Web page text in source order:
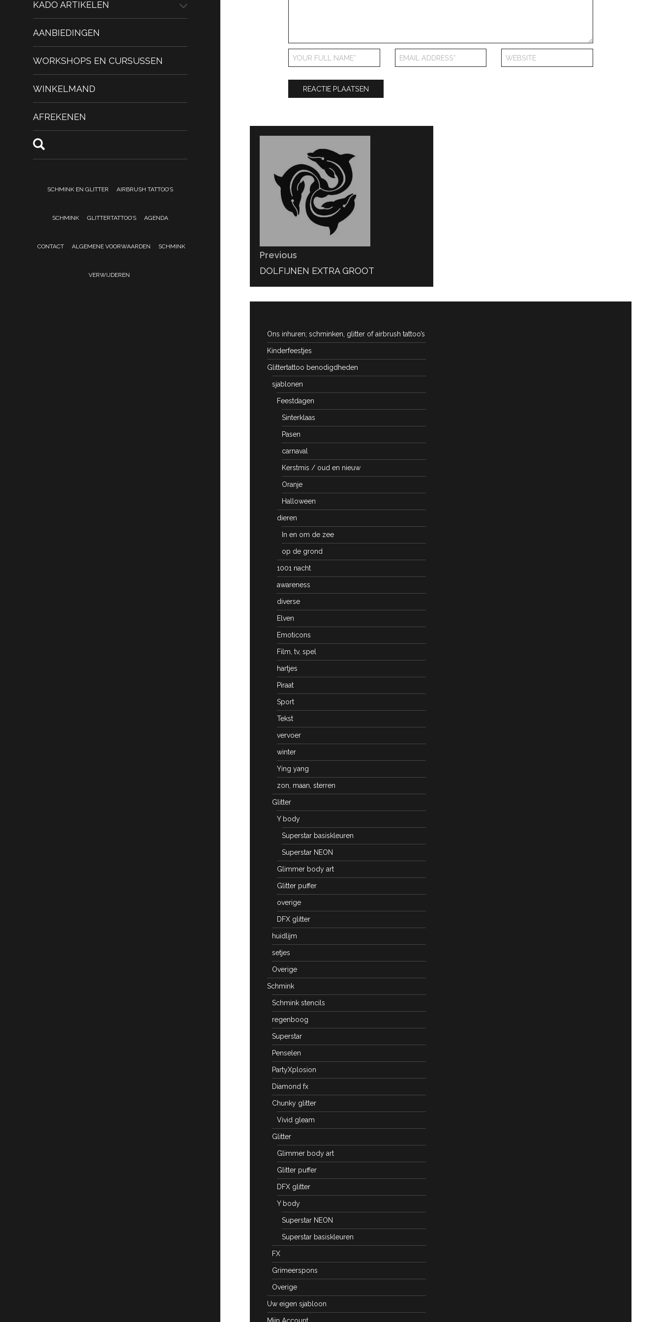
KADO ARTIKELEN
AANBIEDINGEN
WORKSHOPS EN CURSUSSEN
WINKELMAND
AFREKENEN
SCHMINK EN GLITTER AIRBRUSH TATTOO’S
SCHMINK GLITTERTATTOO’S AGENDA
CONTACT ALGEMENE VOORWAARDEN SCHMINK
VERWIJDEREN
Bericht
navigatie
Previous
PREVIOUS
DOLFIJNEN EXTRA GROOT
Ons inhuren; schminken, glitter of airbrush tattoo’s
Kinderfeestjes
Glittertattoo benodigdheden
sjablonen
Feestdagen
Sinterklaas
Pasen
carnaval
Kerstmis / oud en nieuw
Oranje
Halloween
dieren
In en om de zee
op de grond
1001 nacht
awareness
diverse
Elven
Emoticons
Film, tv, spel
hartjes
Piraat
Sport
Tekst
vervoer
winter
Ying yang
zon, maan, sterren
Glitter
Y body
Superstar basiskleuren
Superstar NEON
Glimmer body art
Glitter puffer
overige
DFX glitter
huidlijm
setjes
Overige
Schmink
Schmink stencils
regenboog
Superstar
Penselen
PartyXplosion
Diamond fx
Chunky glitter
Vivid gleam
Glitter
Glimmer body art
Glitter puffer
DFX glitter
Y body
Superstar NEON
Superstar basiskleuren
FX
Grimeerspons
Overige
Uw eigen sjabloon
Mijn Account